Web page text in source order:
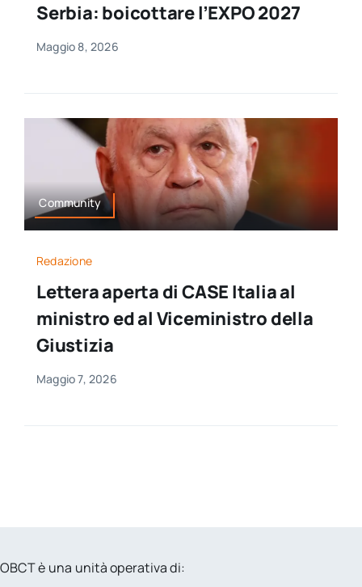
Serbia: boicottare l’EXPO 2027
Maggio 8, 2026
Community
Redazione
Lettera aperta di CASE Italia al
ministro ed al Viceministro della
Giustizia
Maggio 7, 2026
OBCT è una unità operativa di: